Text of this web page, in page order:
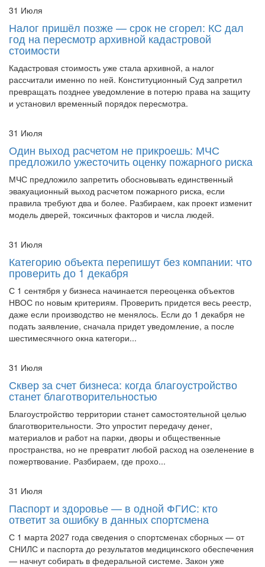
год на пересмотр архивной кадастровой
стоимости
Кадастровая стоимость уже стала архивной, а налог
рассчитали именно по ней. Конституционный Суд запретил
превращать позднее уведомление в потерю права на защиту
и установил временный порядок пересмотра.
31 Июля
предложило ужесточить оценку пожарного риска
МЧС предложило запретить обосновывать единственный
эвакуационный выход расчетом пожарного риска, если
правила требуют два и более. Разбираем, как проект изменит
модель дверей, токсичных факторов и числа людей.
31 Июля
проверить до 1 декабря
С 1 сентября у бизнеса начинается переоценка объектов
НВОС по новым критериям. Проверить придется весь реестр,
даже если производство не менялось. Если до 1 декабря не
подать заявление, сначала придет уведомление, а после
шестимесячного окна категори...
31 Июля
станет благотворительностью
Благоустройство территории станет самостоятельной целью
благотворительности. Это упростит передачу денег,
материалов и работ на парки, дворы и общественные
пространства, но не превратит любой расход на озеленение в
пожертвование. Разбираем, где прохо...
31 Июля
ответит за ошибку в данных спортсмена
С 1 марта 2027 года сведения о спортсменах сборных — от
СНИЛС и паспорта до результатов медицинского обеспечения
— начнут собирать в федеральной системе. Закон уже
распределил обязанности между ведомствами, клиниками,
федерациями, центрами подготовки...